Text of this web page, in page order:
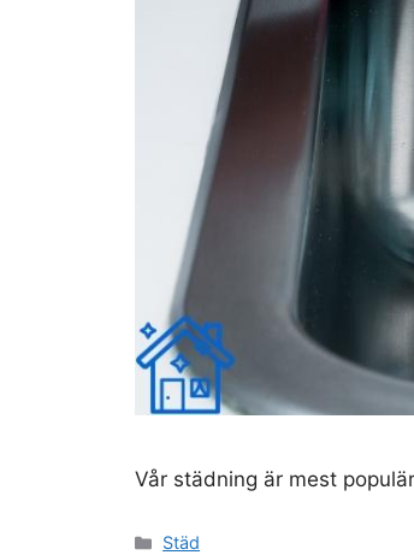
Vår städning är mest
Kategorier
Städ